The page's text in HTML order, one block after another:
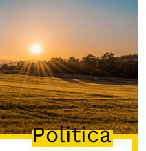
Politica